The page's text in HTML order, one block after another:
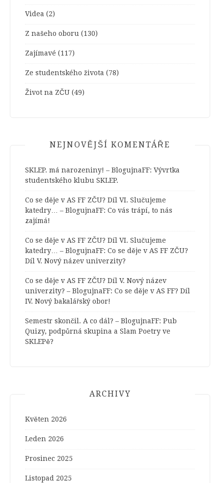
Videa (2)
Z našeho oboru (130)
Zajímavé (117)
Ze studentského života (78)
Život na ZČU (49)
NEJNOVĚJŠÍ KOMENTÁŘE
SKLEP. má narozeniny! – BlogujnaFF: Vývrtka
studentského klubu SKLEP.
Co se děje v AS FF ZČU? Díl VI. Slučujeme
katedry… – BlogujnaFF: Co vás trápí, to nás
zajímá!
Co se děje v AS FF ZČU? Díl VI. Slučujeme
katedry… – BlogujnaFF: Co se děje v AS FF ZČU?
Díl V. Nový název univerzity?
Co se děje v AS FF ZČU? Díl V. Nový název
univerzity? – BlogujnaFF: Co se děje v AS FF? Díl
IV. Nový bakalářský obor!
Semestr skončil. A co dál? – BlogujnaFF: Pub
Quizy, podpůrná skupina a Slam Poetry ve
SKLEPě?
ARCHIVY
Květen 2026
Leden 2026
Prosinec 2025
Listopad 2025